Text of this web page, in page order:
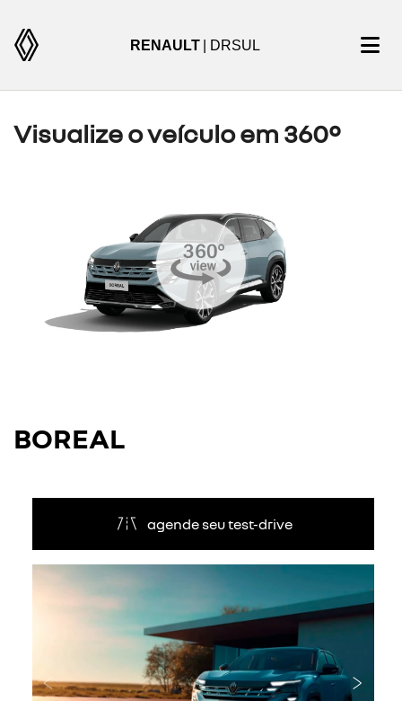
RENAULT | DRSUL
Visualize o veículo em 360°
BOREAL
agende seu test-drive
Anterior